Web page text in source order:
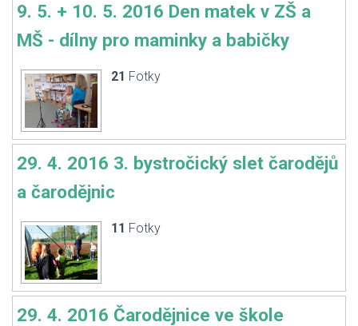
9. 5. + 10. 5. 2016 Den matek v ZŠ a
MŠ - dílny pro maminky a babičky
21 Fotky
29. 4. 2016 3. bystročický slet čarodějů
a čarodějnic
11 Fotky
29. 4. 2016 Čarodějnice ve škole